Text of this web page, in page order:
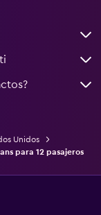
Unidos
para 12 pasajeros